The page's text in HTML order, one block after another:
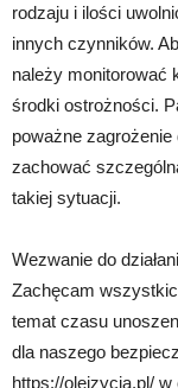
rodzaju i ilości
innych czynników.
należy monitorować
środki ostrożności.
poważne
zachować
takiej sytuacji.
Wezwanie do
Zachęcam
temat czasu
dla naszego
https://olejzycia.pl/